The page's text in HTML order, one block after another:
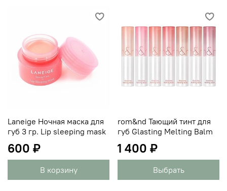
Laneige Ночная маска для
губ 3 гр. Lip sleeping mask
600 ₽
В корзину
rom&nd Тающий тинт для
губ Glasting Melting Balm
1 400 ₽
Выбрать